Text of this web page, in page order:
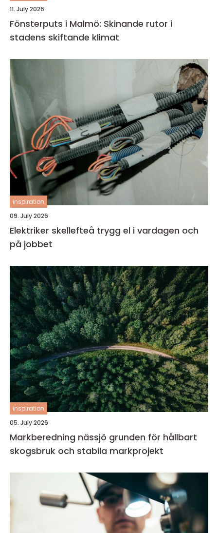
11. July 2026
Fönsterputs i Malmö: Skinande rutor i
stadens skiftande klimat
inspiration
09. July 2026
Elektriker skellefteå trygg el i vardagen och
på jobbet
inspiration
05. July 2026
Markberedning nässjö grunden för hållbart
skogsbruk och stabila markprojekt